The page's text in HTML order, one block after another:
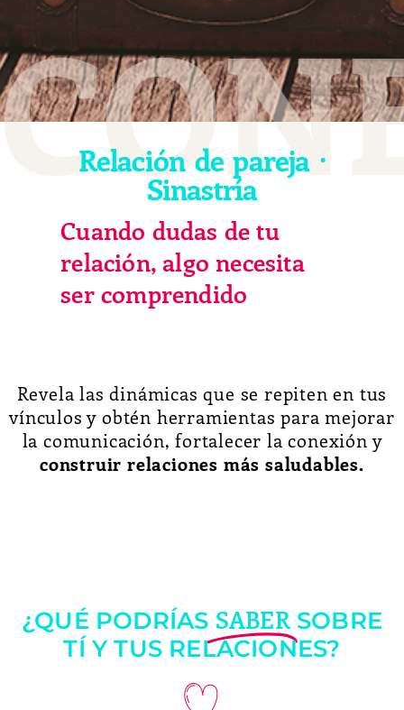
Relación de pareja ·
Sinastría
Cuando dudas de tu
relación, algo necesita
ser comprendido
Revela las dinámicas que se repiten en tus
vínculos y obtén herramientas para mejorar
la comunicación, fortalecer la conexión y
construir relaciones más saludables.
¿QUÉ PODRÍAS SABER SOBRE
TÍ Y TUS RELACIONES?